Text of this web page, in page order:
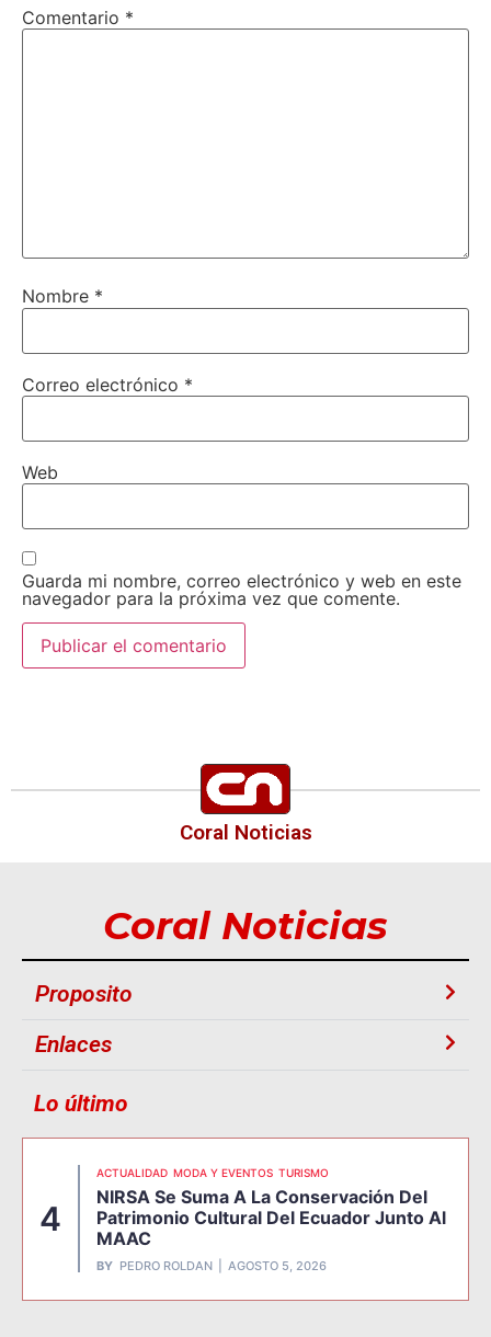
Comentario *
Nombre *
Correo electrónico *
Web
Guarda mi nombre, correo electrónico y web en este
navegador para la próxima vez que comente.
Coral Noticias
Coral Noticias
Proposito
Enlaces
Lo último
4
ACTUALIDAD MODA Y EVENTOS TURISMO
NIRSA Se Suma A La Conservación Del
Patrimonio Cultural Del Ecuador Junto Al
MAAC
BY PEDRO ROLDAN AGOSTO 5, 2026